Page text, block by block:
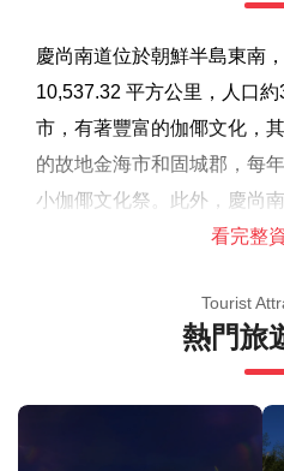
慶尚南道位於朝鮮半島東南
10,537.32 平方公里，人口
市，有著豐富的伽倻文化，
的故地金海市和固城郡，每
小伽倻文化祭。此外，慶尚
韓國國防要地，以及與日本
智異山國立公園、德裕山國
又因山清郡曾成功舉辦“世界
韓醫文化的重要地點。此外
和弁韓之地，金首露王陵則
不但受到傳統韓醫文化的影
由於遊覽的歷史重點，建
大多數旅行者都可以參加
此旅遊/活動最多 8 位旅客
涉及適量步行；請選擇合
在所有天氣條件下運行；
看完整
Tourist
熱門旅